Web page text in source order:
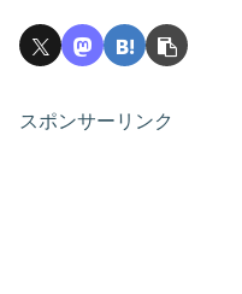
スポンサーリンク